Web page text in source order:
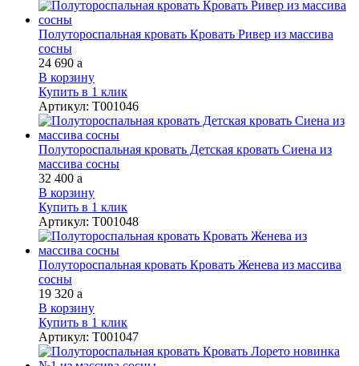
Полутороспальная кровать Кровать Ривер из массива
сосны
24 690 a
В корзину
Купить в 1 клик
Артикул: Т001046
Полутороспальная кровать Детская кровать Сиена из
массива сосны
32 400 a
В корзину
Купить в 1 клик
Артикул: Т001048
Полутороспальная кровать Кровать Женева из массива
сосны
19 320 a
В корзину
Купить в 1 клик
Артикул: Т001047